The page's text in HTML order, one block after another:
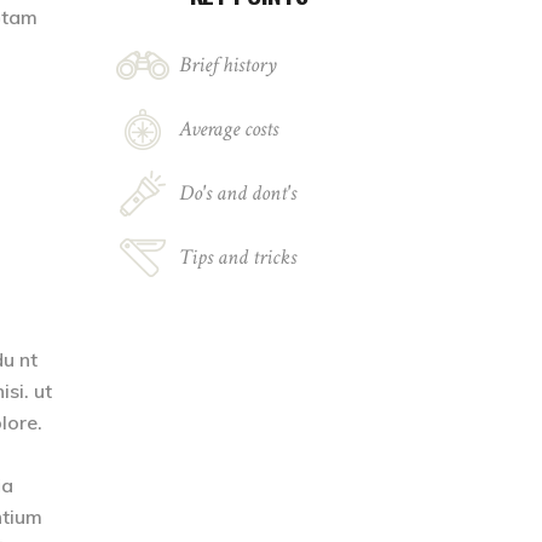
nt
ut
Brief history
Average costs
Do's and dont's
Tips and tricks